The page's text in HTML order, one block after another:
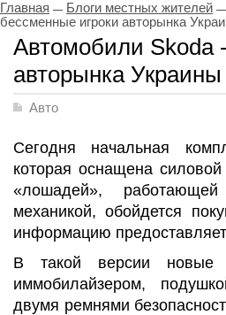
Главная
Блоги местных жителей
бессменные игроки авторынка
Автомобили Skoda
авторынка Украины
Авто
Сегодня начальная
которая оснащена
«лошадей»,
механикой, обойдется
информацию
В такой версии новые
иммобилайзером,
двумя ремнями